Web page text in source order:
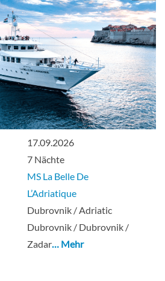
17.09.2026
7 Nächte
MS La Belle De
L’Adriatique
Dubrovnik / Adriatic
Dubrovnik / Dubrovnik /
Zadar… Mehr